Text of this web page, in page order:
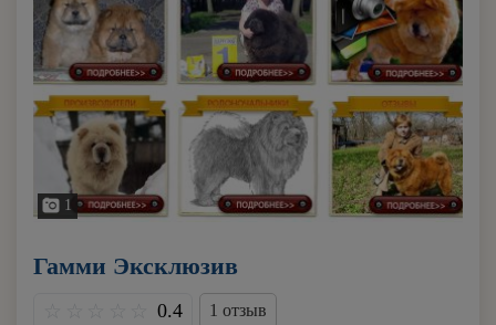
1
Гамми Эксклюзив
0.4 1 отзыв